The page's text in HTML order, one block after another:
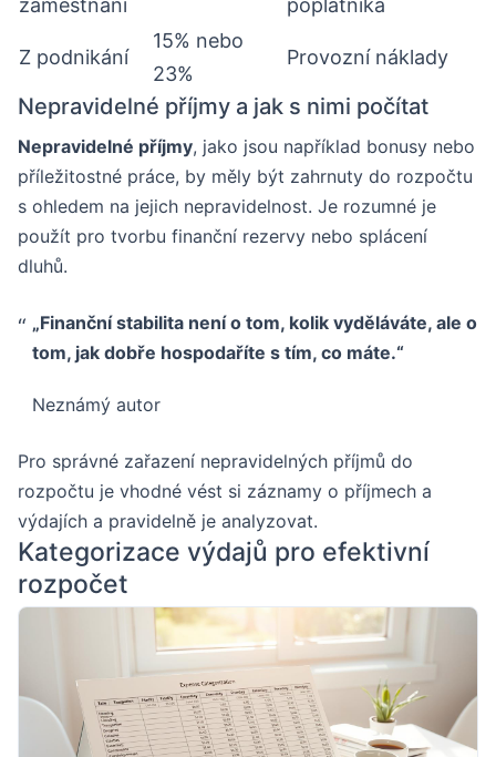
Z podnikání
15% nebo
23%
Provozní náklady
Nepravidelné příjmy a jak s nimi počítat
Nepravidelné příjmy, jako jsou například bonusy nebo
příležitostné práce, by měly být zahrnuty do rozpočtu
s ohledem na jejich nepravidelnost. Je rozumné je
použít pro tvorbu finanční rezervy nebo splácení
dluhů.
„Finanční stabilita není o tom, kolik vyděláváte, ale o
tom, jak dobře hospodaříte s tím, co máte.“
Neznámý autor
Pro správné zařazení nepravidelných příjmů do
rozpočtu je vhodné vést si záznamy o příjmech a
výdajích a pravidelně je analyzovat.
Kategorizace výdajů pro efektivní
rozpočet